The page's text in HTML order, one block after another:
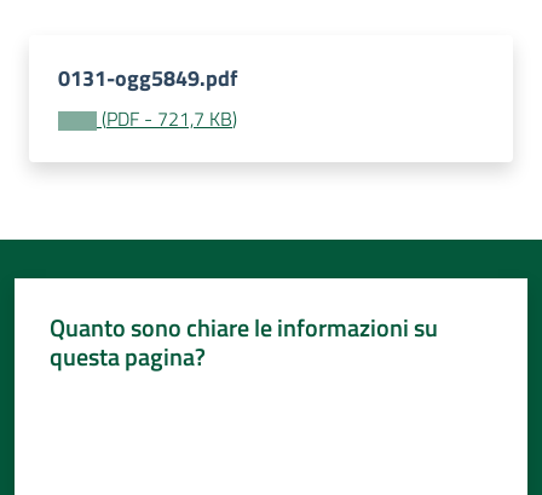
0131-ogg5849.pdf
(PDF - 721,7 KB)
Quanto sono chiare le informazioni su
questa pagina?